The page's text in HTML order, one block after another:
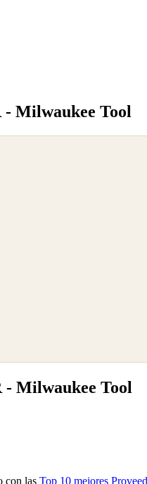
Milwaukee Tool
- Milwaukee Tool
con las Top 10 mejores